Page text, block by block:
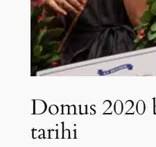
Domus 2020
tarihi